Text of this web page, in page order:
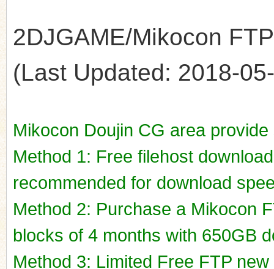
2DJGAME/Mikocon
(Last Updated: 2018-
Mikocon Doujin CG area
Method 1: Free filehost
recommended for download
Method 2: Purchase a Mikocon
blocks of 4 months with 650GB
Method 3: Limited Free FTP